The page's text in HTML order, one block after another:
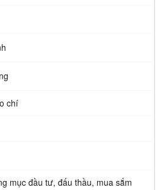
chí
mục đầu tư, đấu thầu, mua sắm